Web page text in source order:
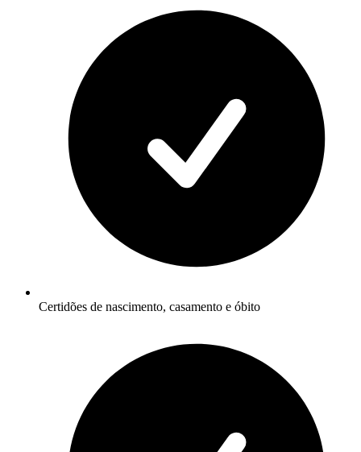
Certidões de nascimento, casamento e óbito